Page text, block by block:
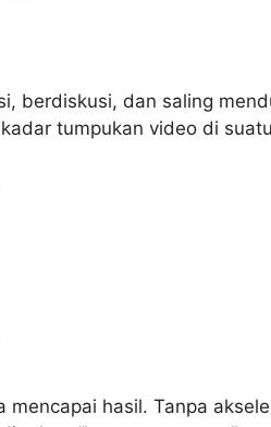
berdiskusi, dan saling
tumpukan video di
hasil. Tanpa